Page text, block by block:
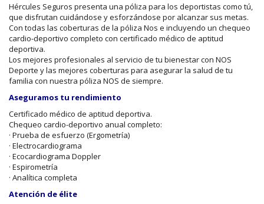
Hércules Seguros presenta una póliza para los deportistas como tú,
que disfrutan cuidándose y esforzándose por alcanzar sus metas.
Con todas las coberturas de la póliza Nos e incluyendo un chequeo
cardio-deportivo completo con certificado médico de aptitud
deportiva.
Los mejores profesionales al servicio de tu bienestar con NOS
Deporte y las mejores coberturas para asegurar la salud de tu
familia con nuestra póliza NOS de siempre.
Aseguramos tu rendimiento
Certificado médico de aptitud deportiva.
Chequeo cardio-deportivo anual completo:
· Prueba de esfuerzo (Ergometría)
· Electrocardiograma
· Ecocardiograma Doppler
· Espirometría
· Analítica completa
Atención de élite